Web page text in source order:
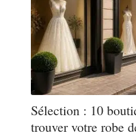
Sélection : 10
trouver votre robe